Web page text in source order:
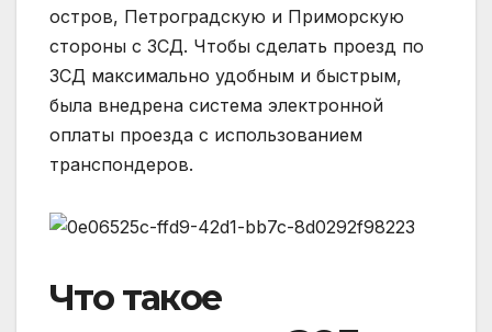
остров, Петроградскую и Приморскую
стороны с ЗСД. Чтобы сделать проезд по
ЗСД максимально удобным и быстрым,
была внедрена система электронной
оплаты проезда с использованием
транспондеров.
Что такое